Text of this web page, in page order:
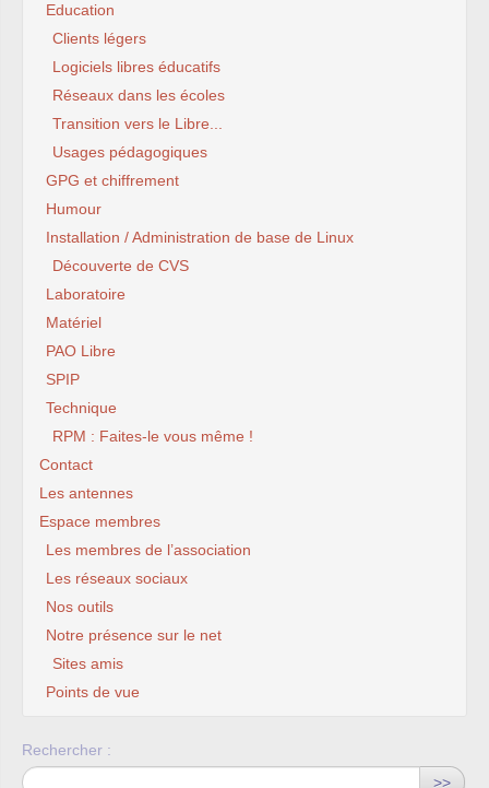
Education
Clients légers
Logiciels libres éducatifs
Réseaux dans les écoles
Transition vers le Libre...
Usages pédagogiques
GPG et chiffrement
Humour
Installation / Administration de base de Linux
Découverte de CVS
Laboratoire
Matériel
PAO Libre
SPIP
Technique
RPM : Faites-le vous même !
Contact
Les antennes
Espace membres
Les membres de l’association
Les réseaux sociaux
Nos outils
Notre présence sur le net
Sites amis
Points de vue
Rechercher :
>>